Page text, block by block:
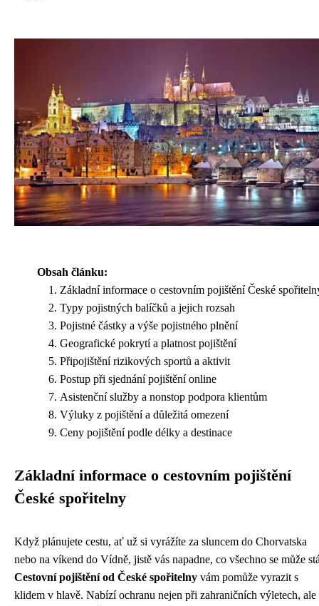
Obsah článku:
Základní informace o cestovním pojištění České
Typy pojistných balíčků a jejich rozsah
Pojistné částky a výše pojistného plnění
Geografické pokrytí a platnost pojištění
Připojištění rizikových sportů a aktivit
Postup při sjednání pojištění online
Asistenční služby a nonstop podpora klientům
Výluky z pojištění a důležitá omezení
Ceny pojištění podle délky a destinace
Základní informace o cestovním pojištění
České spořitelny
Když plánujete cestu, ať už si vyrážíte za sluncem do Chorvatska
nebo na víkend do Vídně, jistě vás napadne, co všechno se může
Cestovní pojištění od České spořitelny vám pomůže vyrazit s
klidem v hlavě. Nabízí ochranu nejen při zahraničních výletech, ale